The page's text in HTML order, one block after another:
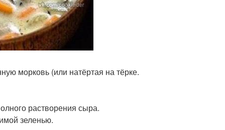
морковь (или натёртая на тёрке.
растворения сыра.
зеленью.